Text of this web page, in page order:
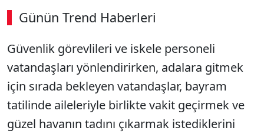
Günün Trend Haberleri
00:02 / 09:08
Güvenlik görevlileri ve iskele personeli
vatandaşları yönlendirirken, adalara gitmek
için sırada bekleyen vatandaşlar, bayram
tatilinde aileleriyle birlikte vakit geçirmek ve
güzel havanın tadını çıkarmak istediklerini